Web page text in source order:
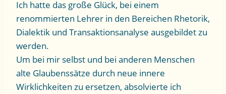
Ich hatte das große Glück, bei einem
renommierten Lehrer in den Bereichen Rhetorik,
Dialektik und Transaktionsanalyse ausgebildet zu
werden.
Um bei mir selbst und bei anderen Menschen
alte Glaubenssätze durch neue innere
Wirklichkeiten zu ersetzen, absolvierte ich